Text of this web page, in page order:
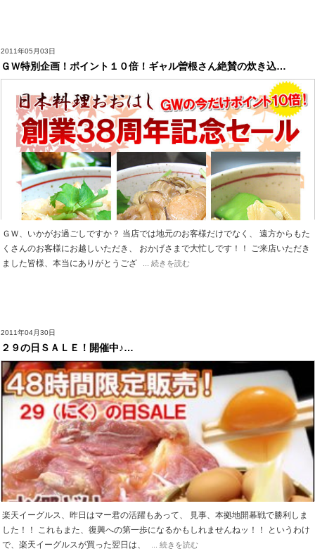
2011年05月03日
ＧＷ特別企画！ポイント１０倍！ギャル曽根さん絶賛の炊き込…
ＧＷ、いかがお過ごしですか？ 当店では地元のお客様だけでなく、 遠方からもた
くさんのお客様にお越しいただき、 おかげさまで大忙しです！！ ご来店いただき
ました皆様、本当にありがとうござ
... 続きを読む
2011年04月30日
２９の日ＳＡＬＥ！開催中♪…
楽天イーグルス、昨日はマー君の活躍もあって、 見事、本拠地開幕戦で勝利しま
した！！ これもまた、復興への第一歩になるかもしれませんねッ！！ というわけ
で、楽天イーグルスが買った翌日は、
... 続きを読む